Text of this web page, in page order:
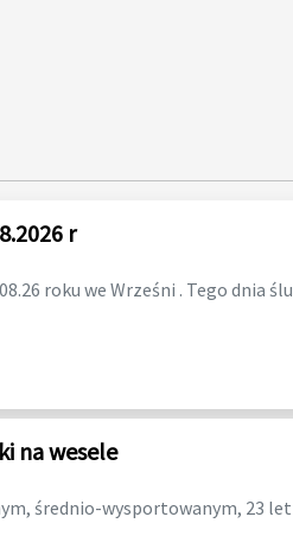
r
roku we Wrześni . Tego dnia
na wesele
średnio-wysportowanym, 23